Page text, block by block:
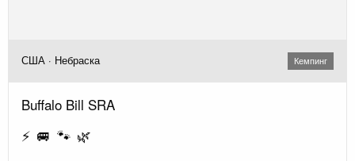
США · Небраска Кемпинг
Buffalo Bill SRA
⚡ 🚐 🐾 🌿